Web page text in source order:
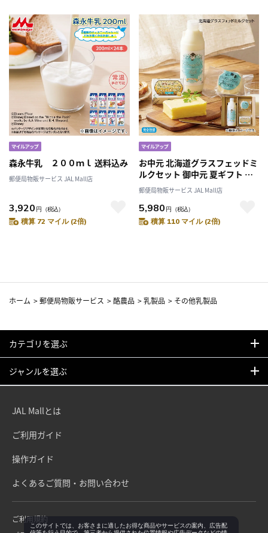
森永牛乳 ２００ｍｌ 送料込み
郵便局物販サービス JAL Mall店
3,920 円 （税込）
積算 72 マイル (2倍)
お中元 北海道グラスフェッドミ
ルクセット 御中元 夏ギフト ギ
フト 贈答 プレゼント 送料込み
郵便局物販サービス JAL Mall店
5,980 円 （税込）
積算 110 マイル (2倍)
ホーム >郵便局物販サービス >酪農品 >乳製品 > その他乳製品
カテゴリを選ぶ
ジャンルを選ぶ
JAL Mallとは
ご利用ガイド
操作ガイド
よくあるご質問・お問い合わせ
ご利用規約
このサイトでは、お客さまに適したお得な商品やサービスの案内、広告配